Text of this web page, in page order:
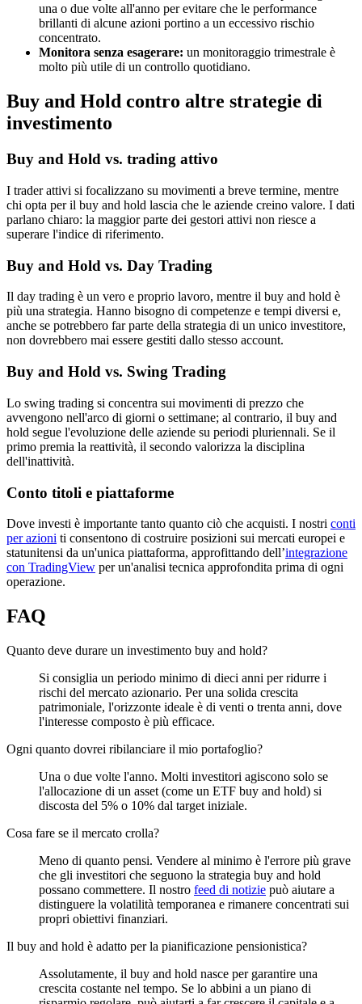
una o due volte all'anno per evitare che le performance
brillanti di alcune azioni portino a un eccessivo rischio
concentrato.
Monitora senza esagerare: un monitoraggio trimestrale è
molto più utile di un controllo quotidiano.
Buy and Hold contro altre strategie di
investimento
Buy and Hold vs. trading attivo
I trader attivi si focalizzano su movimenti a breve termine, mentre
chi opta per il buy and hold lascia che le aziende creino valore. I dati
parlano chiaro: la maggior parte dei gestori attivi non riesce a
superare l'indice di riferimento.
Buy and Hold vs. Day Trading
Il day trading è un vero e proprio lavoro, mentre il buy and hold è
più una strategia. Hanno bisogno di competenze e tempi diversi e,
anche se potrebbero far parte della strategia di un unico investitore,
non dovrebbero mai essere gestiti dallo stesso account.
Buy and Hold vs. Swing Trading
Lo swing trading si concentra sui movimenti di prezzo che
avvengono nell'arco di giorni o settimane; al contrario, il buy and
hold segue l'evoluzione delle aziende su periodi pluriennali. Se il
primo premia la reattività, il secondo valorizza la disciplina
dell'inattività.
Conto titoli e piattaforme
Dove investi è importante tanto quanto ciò che acquisti. I nostri conti
per azioni ti consentono di costruire posizioni sui mercati europei e
statunitensi da un'unica piattaforma, approfittando dell’integrazione
con TradingView per un'analisi tecnica approfondita prima di ogni
operazione.
FAQ
Quanto deve durare un investimento buy and hold?
Si consiglia un periodo minimo di dieci anni per ridurre i
rischi del mercato azionario. Per una solida crescita
patrimoniale, l'orizzonte ideale è di venti o trenta anni, dove
l'interesse composto è più efficace.
Ogni quanto dovrei ribilanciare il mio portafoglio?
Una o due volte l'anno. Molti investitori agiscono solo se
l'allocazione di un asset (come un ETF buy and hold) si
discosta del 5% o 10% dal target iniziale.
Cosa fare se il mercato crolla?
Meno di quanto pensi. Vendere al minimo è l'errore più grave
che gli investitori che seguono la strategia buy and hold
possano commettere. Il nostro feed di notizie può aiutare a
distinguere la volatilità temporanea e rimanere concentrati sui
propri obiettivi finanziari.
Il buy and hold è adatto per la pianificazione pensionistica?
Assolutamente, il buy and hold nasce per garantire una
crescita costante nel tempo. Se lo abbini a un piano di